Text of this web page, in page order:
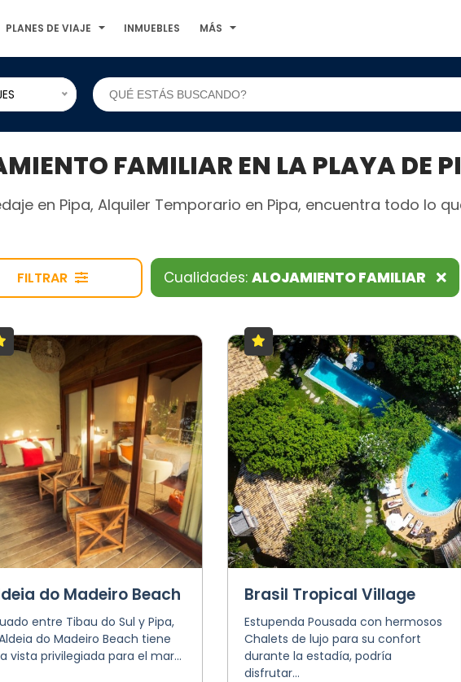
PLANES DE VIAJE INMUEBLES MÁS
FAMILIAR EN LA PLAYA DE
en Pipa, Alquiler Temporario en Pipa, encuentra todo lo
FILTRAR Cualidades: ALOJAMIENTO FAMILIAR
do Madeiro Beach
entre Tibau do Sul y Pipa,
do Madeiro Beach tiene
vista privilegiada para el mar...
Brasil Tropical Village
Estupenda Pousada con hermosos
Chalets de lujo para su confort
durante la estadía, podría
disfrutar...